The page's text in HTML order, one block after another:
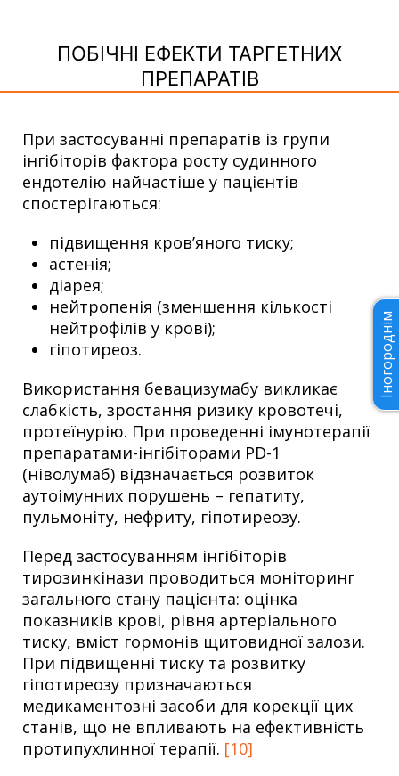
ПОБІЧНІ ЕФЕКТИ ТАРГЕТНИХ
ПРЕПАРАТІВ
При застосуванні препаратів із групи
інгібіторів фактора росту судинного
ендотелію найчастіше у пацієнтів
спостерігаються:
підвищення кров’яного тиску;
астенія;
діарея;
нейтропенія (зменшення кількості
нейтрофілів у крові);
гіпотиреоз.
Використання бевацизумабу викликає
слабкість, зростання ризику кровотечі,
протеїнурію. При проведенні імунотерапії
препаратами-інгібіторами PD-1
(ніволумаб) відзначається розвиток
аутоімунних порушень – гепатиту,
пульмоніту, нефриту, гіпотиреозу.
Перед застосуванням інгібіторів
тирозинкінази проводиться моніторинг
загального стану пацієнта: оцінка
показників крові, рівня артеріального
тиску, вміст гормонів щитовидної залози.
При підвищенні тиску та розвитку
гіпотиреозу призначаються
медикаментозні засоби для корекції цих
станів, що не впливають на ефективність
протипухлинної терапії. [10]
Іногороднім